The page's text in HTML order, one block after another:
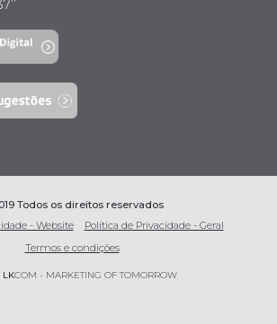
Todos os direitos reservados
- Website
Política de Privacidade - Geral
Termos e condições
LKCOM - MARKETING OF TOMORROW